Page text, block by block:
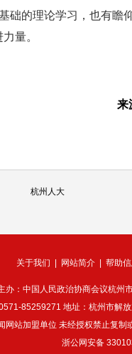
础的理论学习，也有瞻
量。
来
杭州人大
关于我们 网站简介 帮助
办：中国人民政治协商会议杭州
85259271 地址：杭州市解
网站加盟单位 未经授权禁止复制
浙公网安备